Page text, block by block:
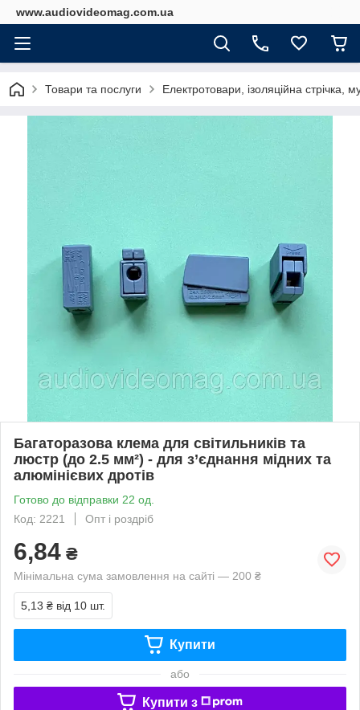
www.audiovideomag.com.ua
Товари та послуги Електротовари, ізоляційна стрічка,
Багаторазова клема для світильників та
люстр (до 2.5 мм²) - для з’єднання мідних та
алюмінієвих дротів
Готово до відправки 22 од.
Код: 2221
Опт і роздріб
6,84 ₴
Мінімальна сума замовлення на сайті — 200 ₴
5,13 ₴ від 10 шт.
Купити
або
Купити з